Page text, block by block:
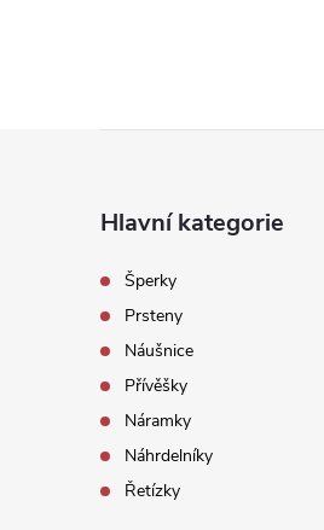
Hlavní kategorie
Šperky
Prsteny
Náušnice
Přívěšky
Náramky
Náhrdelníky
Řetízky